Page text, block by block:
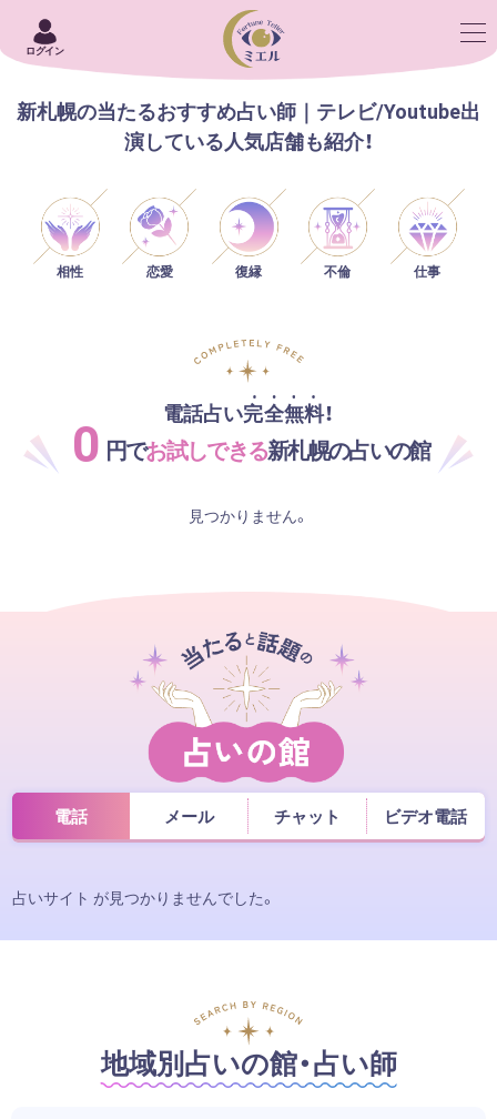
ログイン
新札幌の当たるおすすめ占い師｜テレビ/Youtube出
演している人気店舗も紹介！
相性 恋愛 復縁 不倫 仕事
電話占い完全無料！
0 円でお試しできる新札幌の占いの館
見つかりません。
電話 メール チャット ビデオ電話
占いサイト が見つかりませんでした。
地域別占いの館・占い師